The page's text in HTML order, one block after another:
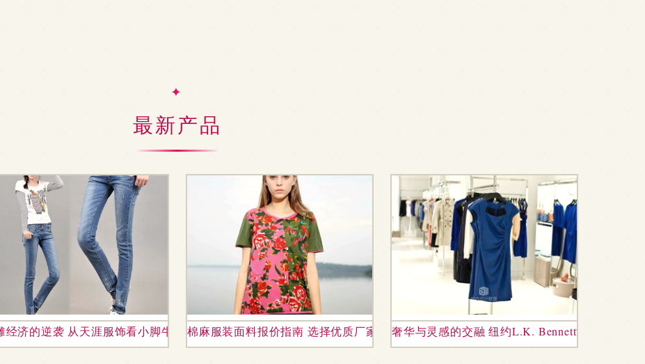
最新产品
与灵活供应
经济的逆袭 从天涯服饰看小脚牛仔裤的平民时尚棉麻服装面料报价指南 选择优质厂家，提升服装价值奢华与灵感的交融 纽约L.K. Bennett女装精品店